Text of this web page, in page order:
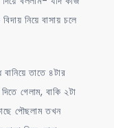
নিয়ে বাসায় চলে
তাতে ৪টার
গেলাম, বাকি ২টা
পৌছলাম তখন